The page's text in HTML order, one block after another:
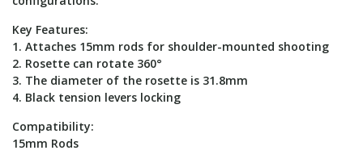
Key Features:
1. Attaches 15mm rods for shoulder-mounted shooting
2. Rosette can rotate 360°
3. The diameter of the rosette is 31.8mm
4. Black tension levers locking
Compatibility:
15mm Rods